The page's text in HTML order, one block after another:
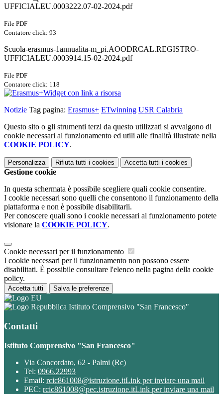
UFFICIALEU.0003222.07-02-2024.pdf
File PDF
Contatore click: 93
Scuola-erasmus-1annualita-m_pi.AOODRCAL.REGISTRO-
UFFICIALEU.0003914.15-02-2024.pdf
File PDF
Contatore click: 118
Widget con link a risorsa
Notizie Tag pagina: Erasmus+ ETwinning USR Calabria
Questo sito o gli strumenti terzi da questo utilizzati si avvalgono di
cookie necessari al funzionamento ed utili alle finalità illustrate nella
COOKIE POLICY.
Personalizza Rifiuta tutti i cookies Accetta tutti i cookies
Gestione cookie
In questa schermata è possibile scegliere quali cookie consentire.
I cookie necessari sono quelli che consentono il funzionamento della
piattaforma e non è possibile disabilitarli.
Per conoscere quali sono i cookie necessari al funzionamento potete
visionare la COOKIE POLICY.
Cookie necessari per il funzionamento
I cookie necessari per il funzionamento non possono essere
disabilitati. È possibile consultare l'elenco nella pagina della cookie
policy.
Accetta tutti Salva le preferenze
Istituto Comprensivo "San Francesco"
Contatti
Istituto Comprensivo "San Francesco"
Via Concordato, 62 - Palmi (Rc)
Tel: 0966.22993
Email: rcic861008@istruzione.itLink per inviare una mail
PEC: rcic861008@pec.istruzione.itLink per inviare una mail